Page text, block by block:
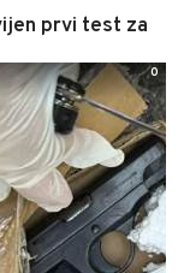
prvi test za
0